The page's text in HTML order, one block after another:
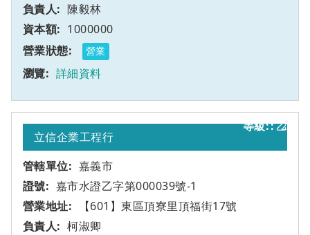
陳毅林
1000000
營業
詳細資料
2
立信企業工程行
嘉義市
嘉市水證乙字第000039號-1
【601】東區頂寮里頂福街17號
乙
柯淑卿